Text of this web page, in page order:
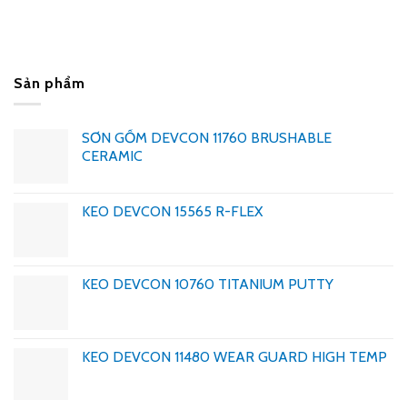
Sản phẩm
SƠN GỐM DEVCON 11760 BRUSHABLE
CERAMIC
KEO DEVCON 15565 R-FLEX
KEO DEVCON 10760 TITANIUM PUTTY
KEO DEVCON 11480 WEAR GUARD HIGH TEMP